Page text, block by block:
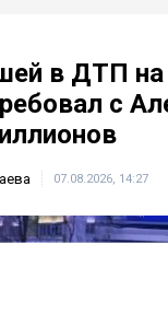
в ДТП на
с
07.08.2026, 14:27